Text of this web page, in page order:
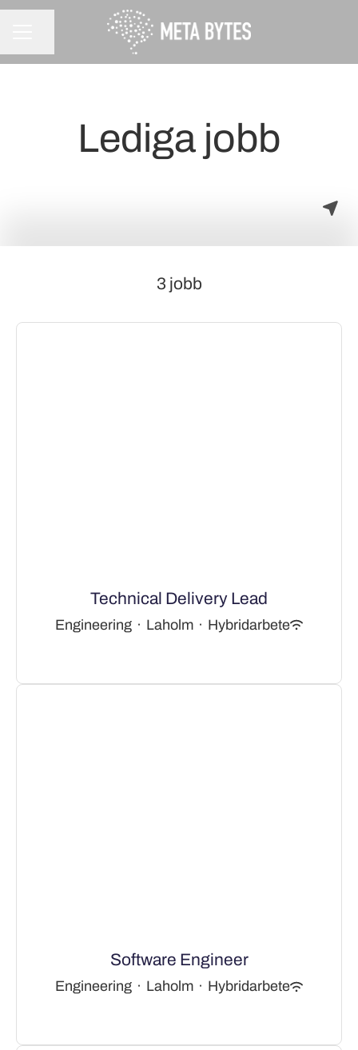
Lediga jobb
3 jobb
Technical Delivery Lead
Engineering · Laholm · Hybridarbete
Software Engineer
Engineering · Laholm · Hybridarbete